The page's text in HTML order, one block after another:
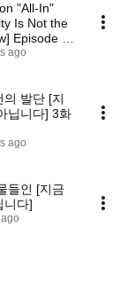
"All-In"
Is Not the
Episode 4
ago
의 발단 [지
닙니다] 3화
ago
들인 [지금
니다]